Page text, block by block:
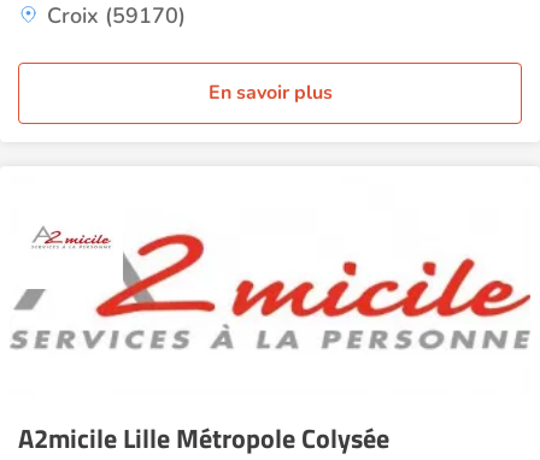
Croix (59170)
En savoir plus
A2micile Lille Métropole Colysée